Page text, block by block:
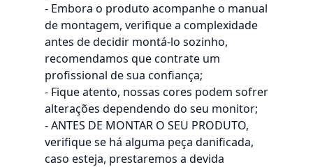
- Embora o produto acompanhe o manual
de montagem, verifique a complexidade
antes de decidir montá-lo sozinho,
recomendamos que contrate um
profissional de sua confiança;
- Fique atento, nossas cores podem sofrer
alterações dependendo do seu monitor;
- ANTES DE MONTAR O SEU PRODUTO,
verifique se há alguma peça danificada,
caso esteja, prestaremos a devida